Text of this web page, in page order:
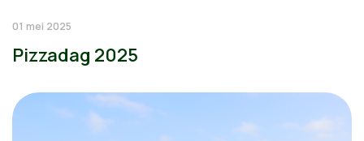
01 mei 2025
Pizzadag 2025